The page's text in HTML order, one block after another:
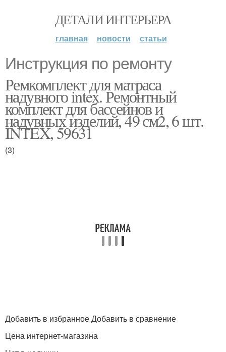
ДЕТАЛИ ИНТЕРЬЕРА
главная новости статьи
Инструкция по ремонту
Ремкомплект для матраса
надувного intex. Ремонтный
комплект для бассейнов и
надувных изделий, 49 см2, 6 шт.
INTEX, 59631
(3)
Добавить в избранное Добавить в сравнение
Цена интернет-магазина